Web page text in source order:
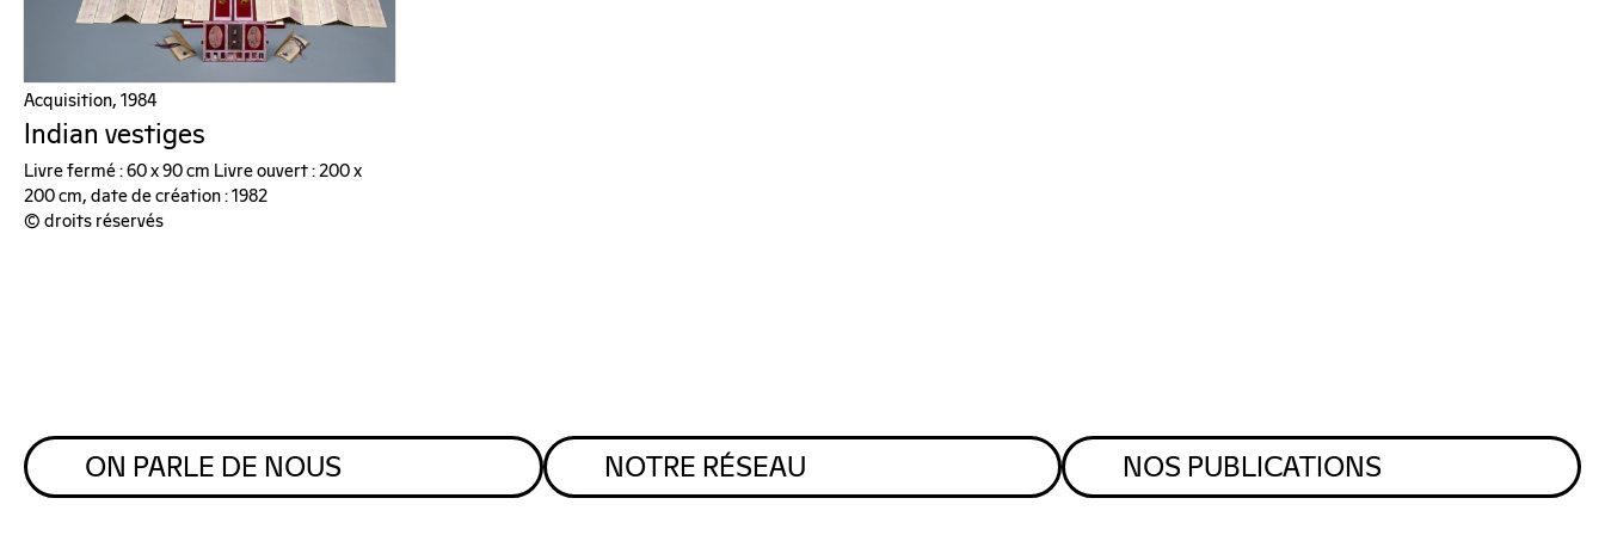
Acquisition, 1984
Indian vestiges
Livre fermé : 60 x 90 cm Livre ouvert : 200 x
200 cm, date de création : 1982
© droits réservés
ON PARLE DE NOUS NOTRE RÉSEAU NOS PUBLICATIONS